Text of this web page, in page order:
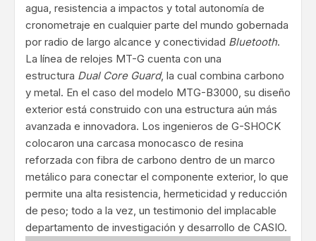
agua, resistencia a impactos y total autonomía de
cronometraje en cualquier parte del mundo gobernada
por radio de largo alcance y conectividad Bluetooth.
La línea de relojes MT-G cuenta con una
estructura Dual Core Guard, la cual combina carbono
y metal. En el caso del modelo MTG-B3000, su diseño
exterior está construido con una estructura aún más
avanzada e innovadora. Los ingenieros de G-SHOCK
colocaron una carcasa monocasco de resina
reforzada con fibra de carbono dentro de un marco
metálico para conectar el componente exterior, lo que
permite una alta resistencia, hermeticidad y reducción
de peso; todo a la vez, un testimonio del implacable
departamento de investigación y desarrollo de CASIO.